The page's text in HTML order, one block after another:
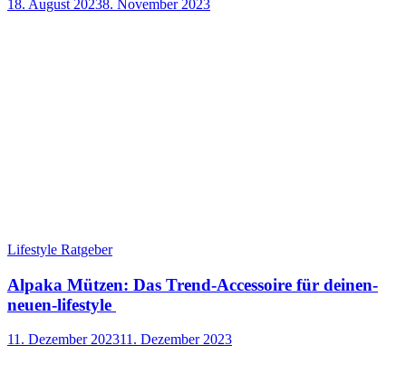
18. August 20238. November 2023
Lifestyle Ratgeber
Alpaka Mützen: Das Trend-Accessoire für deinen-
neuen-lifestyle
11. Dezember 202311. Dezember 2023